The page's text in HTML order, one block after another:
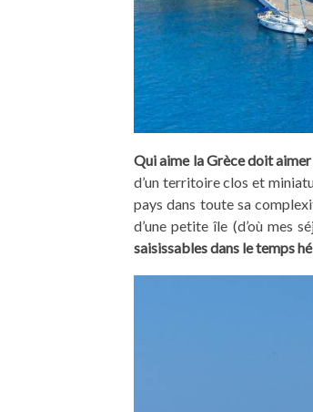
Qui aime la Grèce doit
d’un territoire clos et
pays dans toute sa
d’une petite île (d’où mes
saisissables dans le temps